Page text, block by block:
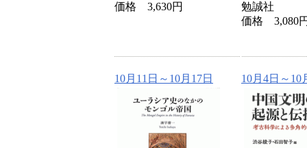
価格 3,630円
勉誠社
価格 3,080
10月11日～10月17日 10月4日～10